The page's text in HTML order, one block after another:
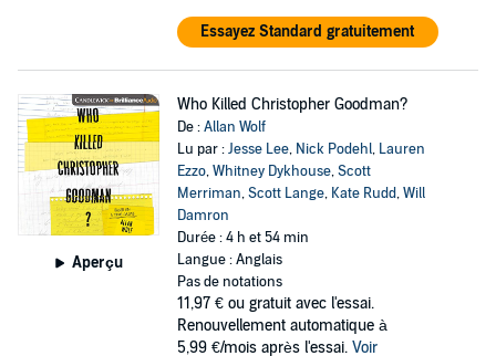
Essayez Standard gratuitement
Aperçu
Who Killed Christopher Goodman?
De :Allan Wolf
Lu par :Jesse Lee, Nick Podehl, Lauren
Ezzo,Whitney Dykhouse,Scott
Merriman,Scott Lange, Kate Rudd,Will
Damron
Durée : 4 h et 54 min
Langue : Anglais
Pas de notations
11,97 € ou gratuit avec l'essai.
Renouvellement automatique à
5,99 €/mois après l'essai. Voir